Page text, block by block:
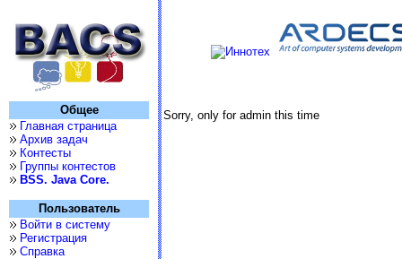
Общее
Главная страница
Архив задач
Контесты
Группы контестов
BSS. Java Core.
Пользователь
Войти в систему
Регистрация
Справка
Sorry, only for admin this time